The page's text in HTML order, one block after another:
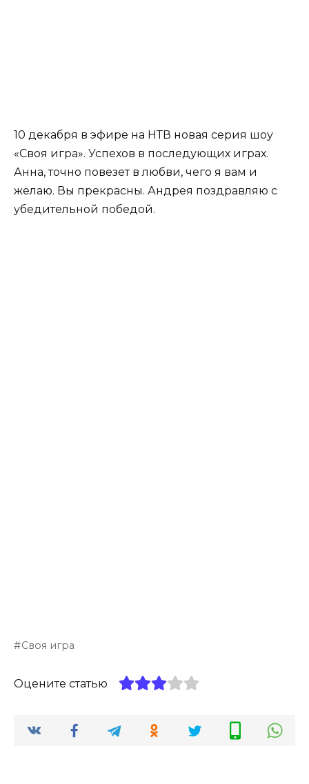
10 декабря в эфире на НТВ новая серия шоу
«Своя игра». Успехов в последующих играх.
Анна, точно повезет в любви, чего я вам и
желаю. Вы прекрасны. Андрея поздравляю с
убедительной победой.
Своя игра
Оцените статью